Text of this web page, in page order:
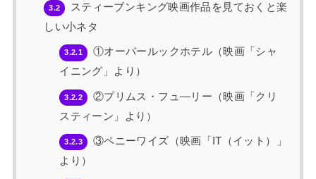
3.2
スティーブンキング映画作品を見ておくと楽
しい小ネタ
3.2.1
①オーバールックホテル（映画「シャ
イニング」より）
3.2.2
②プリムス・フュ―リー（映画「クリ
スティーン」より）
3.2.3
③ペニーワイズ（映画「IT（イット）」
より）